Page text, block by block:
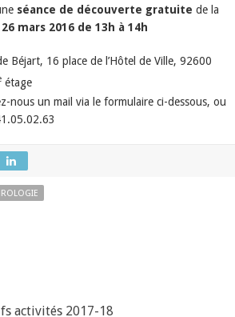
séance de découverte gratuite de la
mars 2016 de 13h à 14h
Béjart, 16 place de l’Hôtel de Ville, 92600
étage
nous un mail via le formulaire ci-dessous, ou
activités 2017-18